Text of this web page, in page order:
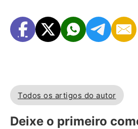
Todos os artigos do autor
Deixe o primeiro